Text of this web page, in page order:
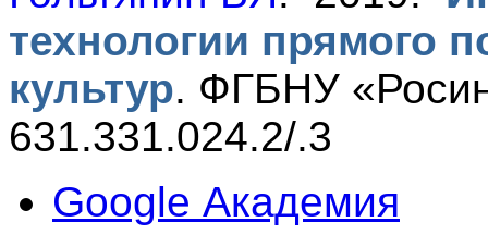
технологии прямого
культур. ФГБНУ
631.331.024.2/.3
Google Академия